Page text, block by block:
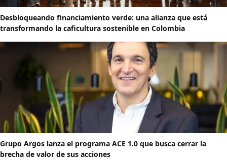
Desbloqueando financiamiento verde: una alianza que está
transformando la caficultura sostenible en Colombia
Grupo Argos lanza el programa ACE 1.0 que busca cerrar la
brecha de valor de sus acciones